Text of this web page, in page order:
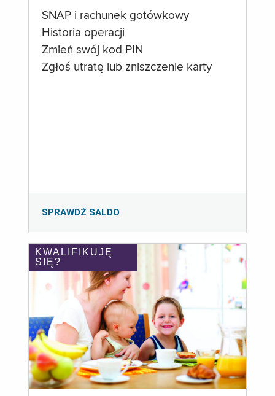
SNAP i rachunek gotówkowy
Historia operacji
Zmień swój kod PIN
Zgłoś utratę lub zniszczenie karty
SPRAWDŹ SALDO
KWALIFIKUJĘ
SIĘ?